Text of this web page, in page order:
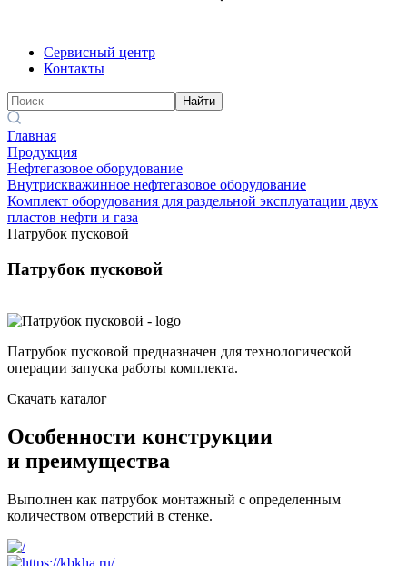
Сервисный центр
Контакты
Найти
Главная
Продукция
Нефтегазовое оборудование
Внутрискважинное нефтегазовое оборудование
Комплект оборудования для раздельной эксплуатации двух
пластов нефти и газа
Патрубок пусковой
Патрубок пусковой
Патрубок пусковой предназначен для технологической
операции запуска работы комплекта.
Скачать каталог
Особенности конструкции
и преимущества
Выполнен как патрубок монтажный с определенным
количеством отверстий в стенке.